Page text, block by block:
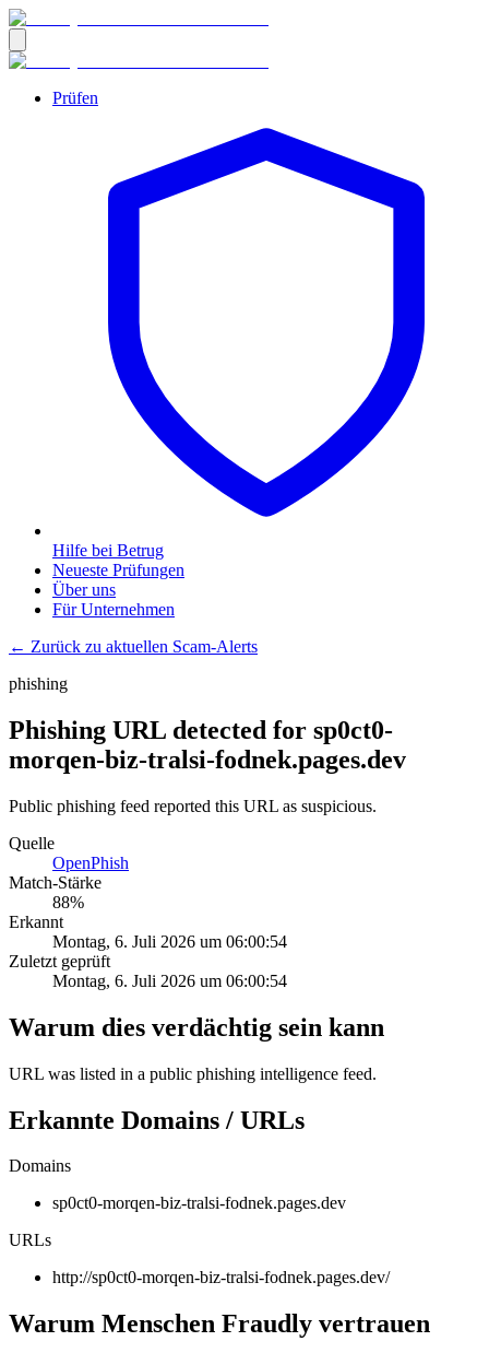
Prüfen
Hilfe bei Betrug
Neueste Prüfungen
Über uns
Für Unternehmen
← Zurück zu aktuellen Scam-Alerts
phishing
Phishing URL detected for sp0ct0-
morqen-biz-tralsi-fodnek.pages.dev
Public phishing feed reported this URL as suspicious.
Quelle
OpenPhish
Match-Stärke
88%
Erkannt
Montag, 6. Juli 2026 um 06:00:54
Zuletzt geprüft
Montag, 6. Juli 2026 um 06:00:54
Warum dies verdächtig sein kann
URL was listed in a public phishing intelligence feed.
Erkannte Domains / URLs
Domains
sp0ct0-morqen-biz-tralsi-fodnek.pages.dev
URLs
http://sp0ct0-morqen-biz-tralsi-fodnek.pages.dev/
Warum Menschen Fraudly vertrauen